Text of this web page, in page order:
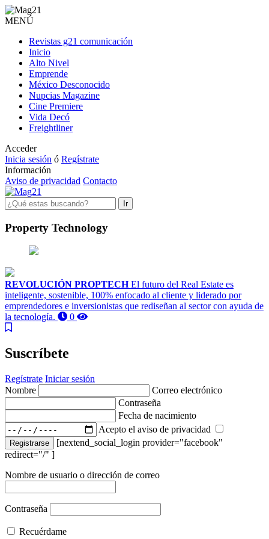
MENÚ
Revistas g21 comunicación
Inicio
Alto Nivel
Emprende
México Desconocido
Nupcias Magazine
Cine Premiere
Vida Decó
Freightliner
Acceder
Inicia sesión ó Regístrate
Información
Aviso de privacidad Contacto
Ir
Property Technology
REVOLUCIÓN PROPTECH El futuro del Real Estate es
inteligente, sostenible, 100% enfocado al cliente y liderado por
emprendedores e inversionistas que rediseñan al sector con ayuda de
la tecnología.
0
Suscríbete
Regístrate Iniciar sesión
Nombre
Correo electrónico
Contraseña
Fecha de nacimiento
Acepto el aviso de privacidad
Registrarse
[nextend_social_login provider="facebook"
redirect="/" ]
Nombre de usuario o dirección de correo
Contraseña
Recuérdame